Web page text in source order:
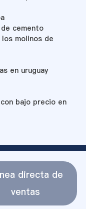
cemento
molinos de
en uruguay
bajo precio en
directa de
ventas